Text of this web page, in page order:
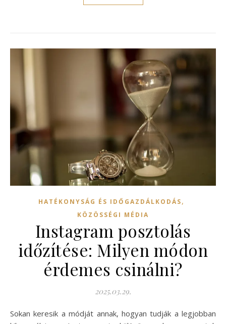
HATÉKONYSÁG ÉS IDŐGAZDÁLKODÁS,
KÖZÖSSÉGI MÉDIA
Instagram posztolás
időzítése: Milyen módon
érdemes csinálni?
2025.03.29.
Sokan keresik a módját annak, hogyan tudják a legjobban